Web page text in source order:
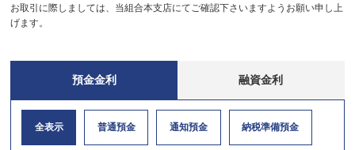
お取引に際しましては、当組合本支店にてご確認下さいますようお願い申し上
げます。
預金金利 融資金利
全表示 普通預金 通知預金 納税準備預金